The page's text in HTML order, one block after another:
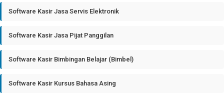
Software Kasir Jasa Servis Elektronik
Software Kasir Jasa Pijat Panggilan
Software Kasir Bimbingan Belajar (Bimbel)
Software Kasir Kursus Bahasa Asing